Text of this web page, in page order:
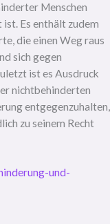
Menschen
Es enthält zudem
die einen Weg raus
sich gegen
ist es Ausdruck
nichtbehinderten
entgegenzuhalten,
zu seinem Recht
und-